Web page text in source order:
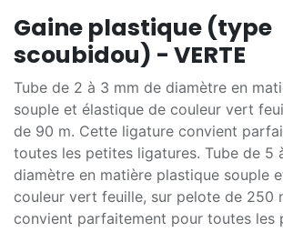
Gaine plastique (type
scoubidou) - VERTE
Tube de 2 à 3 mm de diamètre en
souple et élastique de couleur vert
de 90 m. Cette ligature convient
toutes les petites ligatures. Tube de 5
diamètre en matière plastique souple
couleur vert feuille, sur pelote de 250
convient parfaitement pour toutes les